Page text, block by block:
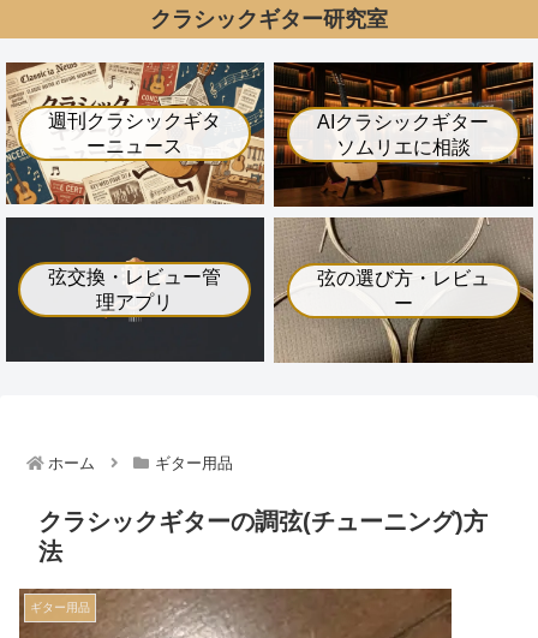
クラシックギター研究室
週刊クラシックギタ
ーニュース
AIクラシックギター
ソムリエに相談
弦交換・レビュー管
理アプリ
弦の選び方・レビュ
ー
ホーム ギター用品
クラシックギターの調弦(チューニング)方
法
ギター用品